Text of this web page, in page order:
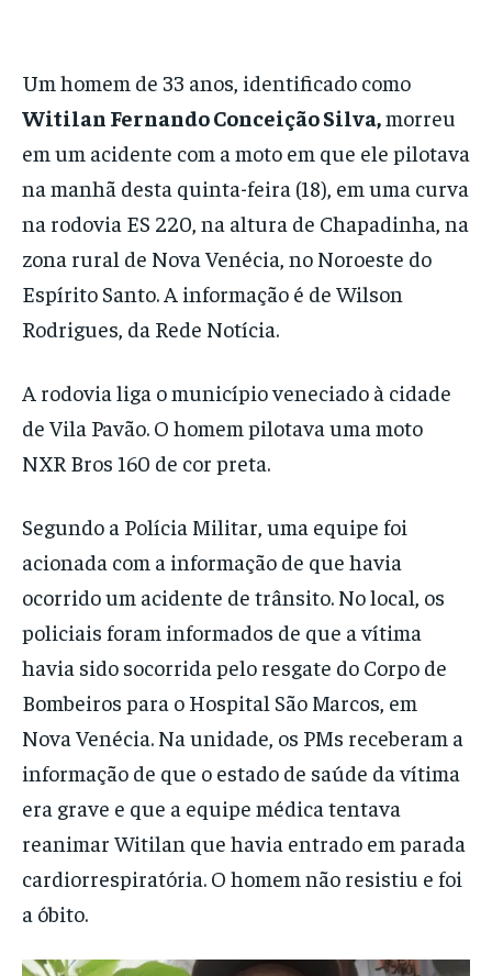
Um homem de 33 anos, identificado como
Witilan Fernando Conceição Silva,morreu
em um acidente com a moto em que ele pilotava
na manhã desta quinta-feira (18), em uma curva
na rodovia ES 220, na altura de Chapadinha, na
zona rural de Nova Venécia, no Noroeste do
Espírito Santo. A informação é de Wilson
Rodrigues, da Rede Notícia.
A rodovia liga o município veneciado à cidade
de Vila Pavão. O homem pilotava uma moto
NXR Bros 160 de cor preta.
Segundo a Polícia Militar, uma equipe foi
acionada com a informação de que havia
ocorrido um acidente de trânsito. No local, os
policiais foram informados de que a vítima
havia sido socorrida pelo resgate do Corpo de
Bombeiros para o Hospital São Marcos, em
Nova Venécia. Na unidade, os PMs receberam a
informação de que o estado de saúde da vítima
era grave e que a equipe médica tentava
reanimar Witilan que havia entrado em parada
cardiorrespiratória. O homem não resistiu e foi
a óbito.